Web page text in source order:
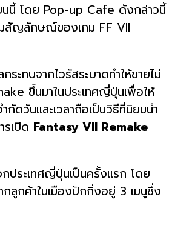
นนี้ โดย Pop-up Cafe ดังกล่าวนี้
สัญลักษณ์ของเกม FF VII
ทบจากไวรัสระบาดทำให้ขายไม่
ขึ้นมาในประเทศญี่ปุ่นเพื่อให้
กัดวันและเวลาถือเป็นวิธีที่นิยมนำ
เปิด Fantasy VII Remake
ประเทศญี่ปุ่นเป็นครั้งแรก โดย
กลูกค้าในเมืองปักกิ่งอยู่ 3 เมนูซึ่ง